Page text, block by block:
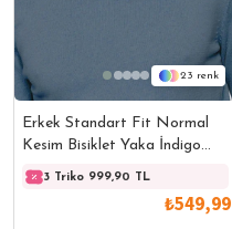
23
Erkek Standart Fit Normal
Kesim Bisiklet Yaka İndigo
Triko Kazak
3 Triko 999,90 TL
₺549,99